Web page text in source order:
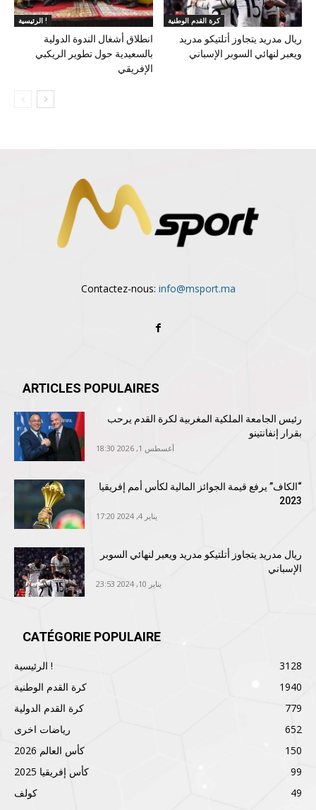
الرئيسية !
انطلاق أشغال الندوة الدولية
بالسعيدية حول تطوير الريكبي
الإفريقي
كرة القدم الوطنية
ريال مدريد يتجاوز أتلتيكو مدريد
ويعبر لنهائي السوبر الإسباني
Contactez-nous: info@msport.ma
ARTICLES POPULAIRES
رئيس الجامعة الملكية المغربية لكرة القدم يرحب
بقرار إنفانتينو
أغسطس 1, 2026 18:30
“الكاف” يرفع قيمة الجوائز المالية لكأس أمم إفريقيا
2023
يناير 4, 2024 17:20
ريال مدريد يتجاوز أتلتيكو مدريد ويعبر لنهائي السوبر
الإسباني
يناير 10, 2024 23:53
CATÉGORIE POPULAIRE
الرئيسية !
3128
كرة القدم الوطنية
1940
كرة القدم الدولية
779
رياضات اخرى
652
كأس العالم 2026
150
كأس إفريقيا 2025
99
كولف
49